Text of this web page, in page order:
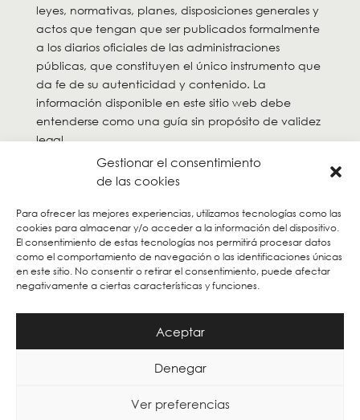
Gestionar el consentimiento
de las cookies
Para ofrecer las mejores experiencias, utilizamos tecnologías como las
cookies para almacenar y/o acceder a la información del dispositivo.
El consentimiento de estas tecnologías nos permitirá procesar datos
como el comportamiento de navegación o las identificaciones únicas
en este sitio. No consentir o retirar el consentimiento, puede afectar
negativamente a ciertas características y funciones.
Aceptar
Denegar
Ver preferencias
leyes, normativas, planes, disposiciones generales y
actos que tengan que ser publicados formalmente
a los diarios oficiales de las administraciones
públicas, que constituyen el único instrumento que
da fe de su autenticidad y contenido. La
información disponible en este sitio web debe
entenderse como una guía sin propósito de validez
legal.